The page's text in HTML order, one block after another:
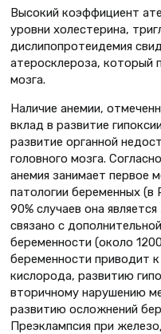
Высокий коэффициент
уровни холестерина,
дислипопротеидемия
атеросклероза, который
мозга.
Наличие анемии,
вклад в развитие
развитие органной
головного мозга.
анемия занимает первое
патологии беременных (в
90% случаев она
связано с
беременности (около
беременности приводит
кислорода, развитию
вторичному нарушению
развитию осложнений
Преэклампсия при